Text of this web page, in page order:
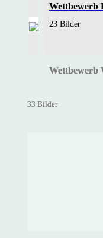
Wettbewerb
23 Bilder
Wettbewerb
33 Bilder